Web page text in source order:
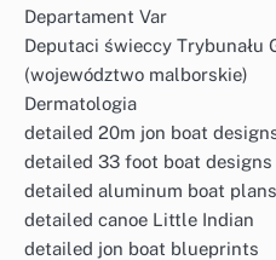
Departament Var
Deputaci świeccy Trybunału
(województwo malborskie)
Dermatologia
detailed 20m jon boat
detailed 33 foot boat designs
detailed aluminum boat plans
detailed canoe Little Indian
detailed jon boat blueprints